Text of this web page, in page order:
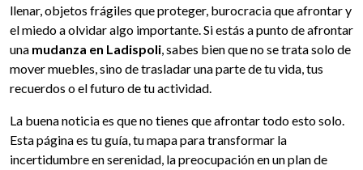
llenar, objetos frágiles que proteger, burocracia que afrontar y
el miedo a olvidar algo importante. Si estás a punto de afrontar
una mudanza en Ladispoli, sabes bien que no se trata solo de
mover muebles, sino de trasladar una parte de tu vida, tus
recuerdos o el futuro de tu actividad.
La buena noticia es que no tienes que afrontar todo esto solo.
Esta página es tu guía, tu mapa para transformar la
incertidumbre en serenidad, la preocupación en un plan de